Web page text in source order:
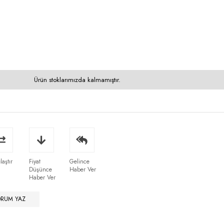
Ürün stoklarımızda kalmamıştır.
Fiyat
Düşünce
Haber Ver
Gelince
Haber Ver
YAZ